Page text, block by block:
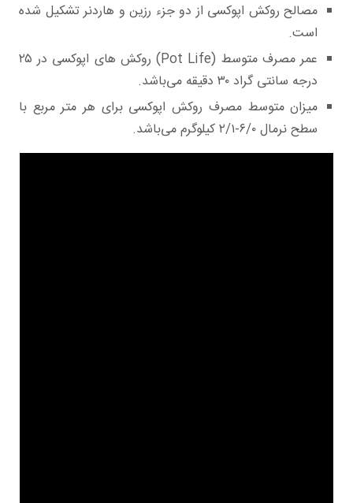
مصالح روکش اپوکسی از دو جزء رزین و هاردنر تشکیل شده
است.
عمر مصرف متوسط (Pot Life) روکش های اپوکسی در ۲۵
درجه سانتی گراد ۳۰ دقیقه می‌باشد.
میزان متوسط مصرف روکش اپوکسی برای هر متر مربع با
سطح نرمال ۶/۰-۲/۱ کیلوگرم می‌باشد.